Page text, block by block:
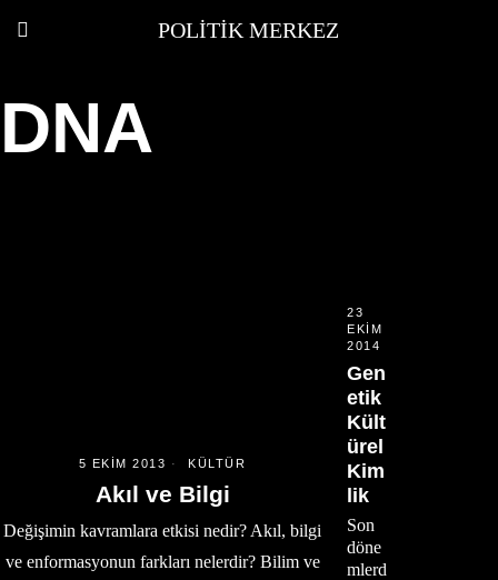
POLITIK MERKEZ
DNA
5 EKIM 2013 KÜLTÜR
Akıl ve Bilgi
Değişimin kavramlara etkisi nedir? Akıl, bilgi
ve enformasyonun farkları nelerdir? Bilim ve
23
EKIM
2014
Gen
etik
Kült
ürel
Kim
lik
Son
döne
mlerd